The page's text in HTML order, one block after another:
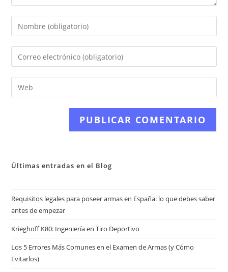
Introduce
tu
nombre
de
usuario
Introduce
tu
dirección
de
Introduce
la
Últimas entradas en el Blog
Requisitos legales para poseer armas en España: lo que debes saber
antes de empezar
Krieghoff K80: Ingeniería en Tiro Deportivo
Los 5 Errores Más Comunes en el Examen de Armas (y Cómo
Evitarlos)